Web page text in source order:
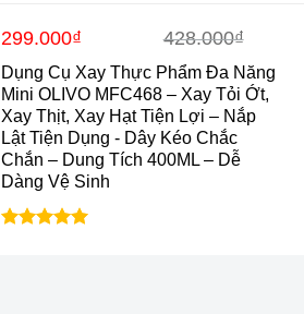
Dụng Cụ Xay Thực Phẩm Đa Năng
Mini OLIVO MFC468 – Xay Tỏi Ớt,
Xay Thịt, Xay Hạt Tiện Lợi – Nắp
Lật Tiện Dụng - Dây Kéo Chắc
Chắn – Dung Tích 400ML – Dễ
Dàng Vệ Sinh
428.000₫
Giá
là:
428.000₫.
299.000₫
Giá
tại
là:
299.000₫.